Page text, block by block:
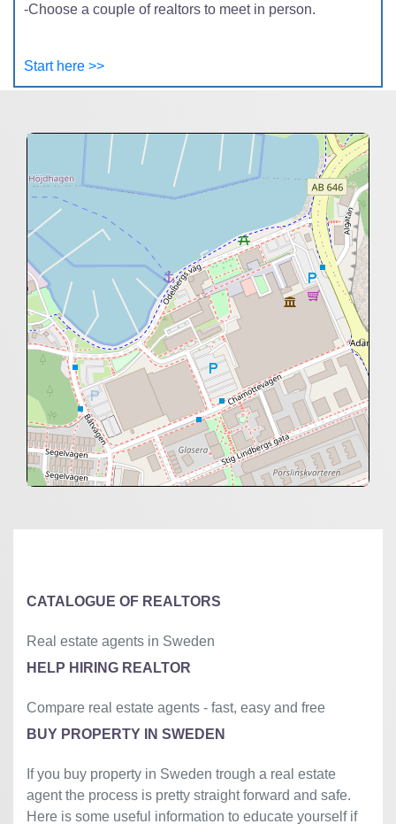
-Choose a couple of realtors to meet in person.
Start here >>
CATALOGUE OF REALTORS
Real estate agents in Sweden
HELP HIRING REALTOR
Compare real estate agents - fast, easy and free
BUY PROPERTY IN SWEDEN
If you buy property in Sweden trough a real estate
agent the process is pretty straight forward and safe.
Here is some useful information to educate yourself if